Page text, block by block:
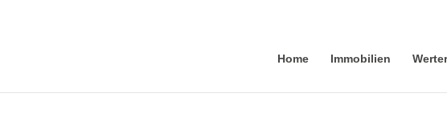
Home Immobilien